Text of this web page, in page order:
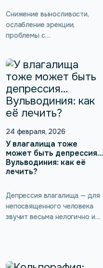
Снижение выносливости,
ослабление эрекции,
проблемы с
происходят внезапно. Чаще
всего это постепенный
сигнал о том, что организму
нужна поддержка. И одна из
причин может быть совсем
не там, где её обычно ищут.
Да, у мужчин они тоже есть
— и они участвуют в
поддержании эрекции,
семяизвержении, работе
простаты […]
24 февраля, 2026
У влагалища тоже
может быть депрессия…
Вульводиния: как её
лечить?
Депрессия влагалища — для
непосвященного человека
звучит весьма нелогично и
признано официальной